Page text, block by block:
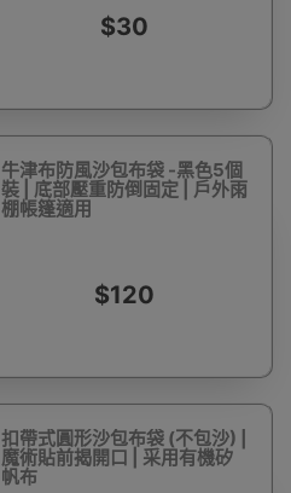
$30
牛津布防風沙包布袋 -黑色5個
裝 | 底部壓重防倒固定 | 戶外雨
棚帳篷適用
$120
扣帶式圓形沙包布袋 (不包沙) |
魔術貼前揭開口 | 采用有機矽
帆布